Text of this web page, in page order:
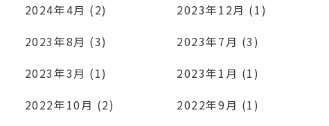
2024年4月 (2) 2023年12月 (1)
2023年8月 (3) 2023年7月 (3)
2023年3月 (1) 2023年1月 (1)
2022年10月 (2) 2022年9月 (1)